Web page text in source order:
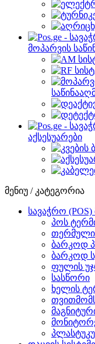
მოპარვის
აქსესუარები
მენიუ / კატეგორია
სავაჭრო
პოს
თერმული
ბარკოდ
ბარკოდ
ფულის
სასწორი
ხელის